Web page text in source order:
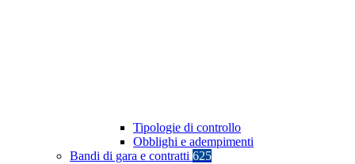
Tipologie di controllo
Obblighi e adempimenti
Bandi di gara e contratti 625